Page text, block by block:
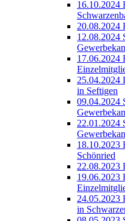
16.10.2024
20.08.2024
12.08.2024
17.06.2024
25.04.2024
in Seftigen
09.04.2024
22.01.2024
18.10.2023
Schönried
22.08.2023
19.06.2023
24.05.2023
in